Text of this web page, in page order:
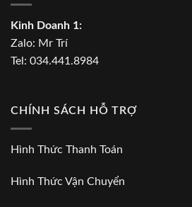
Kinh Doanh 1:
Zalo: Mr Trí
Tel: 034.441.8984
CHÍNH SÁCH HỖ TRỢ
Hình Thức Thanh Toán
Hình Thức Vận Chuyển